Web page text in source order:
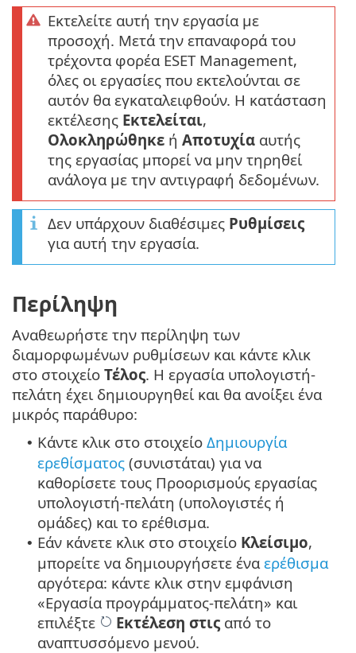
Εκτελείτε αυτή την εργασία με
προσοχή. Μετά την επαναφορά του
τρέχοντα φορέα ESET Management,
όλες οι εργασίες που εκτελούνται σε
αυτόν θα εγκαταλειφθούν. Η κατάσταση
εκτέλεσης Εκτελείται,
Ολοκληρώθηκε ή Αποτυχία αυτής
της εργασίας μπορεί να μην τηρηθεί
ανάλογα με την αντιγραφή δεδομένων.
Δεν υπάρχουν διαθέσιμες Ρυθμίσεις
για αυτή την εργασία.
Περίληψη
Αναθεωρήστε την περίληψη των
διαμορφωμένων ρυθμίσεων και κάντε κλικ
στο στοιχείο Τέλος. Η εργασία υπολογιστή-
πελάτη έχει δημιουργηθεί και θα ανοίξει ένα
μικρός παράθυρο:
• Κάντε κλικ στο στοιχείο Δημιουργία
ερεθίσματος (συνιστάται) για να
καθορίσετε τους Προορισμούς εργασίας
υπολογιστή-πελάτη (υπολογιστές ή
ομάδες) και το ερέθισμα.
• Εάν κάνετε κλικ στο στοιχείο Κλείσιμο,
μπορείτε να δημιουργήσετε ένα ερέθισμα
αργότερα: κάντε κλικ στην εμφάνιση
«Εργασία προγράμματος-πελάτη» και
επιλέξτε
Εκτέλεση στις από το
αναπτυσσόμενο μενού.